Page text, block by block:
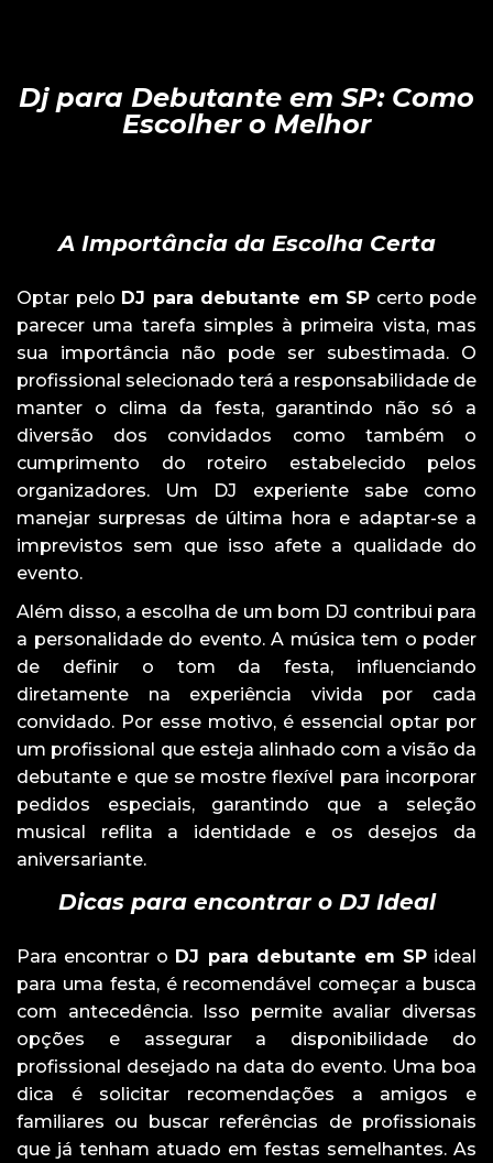
Dj para Debutante em SP: Como
Escolher o Melhor
A Importância da Escolha Certa
Optar pelo DJ para debutante em SP certo pode
parecer uma tarefa simples à primeira vista, mas
sua importância não pode ser subestimada. O
profissional selecionado terá a responsabilidade de
manter o clima da festa, garantindo não só a
diversão dos convidados como também o
cumprimento do roteiro estabelecido pelos
organizadores. Um DJ experiente sabe como
manejar surpresas de última hora e adaptar-se a
imprevistos sem que isso afete a qualidade do
evento.
Além disso, a escolha de um bom DJ contribui para
a personalidade do evento. A música tem o poder
de definir o tom da festa, influenciando
diretamente na experiência vivida por cada
convidado. Por esse motivo, é essencial optar por
um profissional que esteja alinhado com a visão da
debutante e que se mostre flexível para incorporar
pedidos especiais, garantindo que a seleção
musical reflita a identidade e os desejos da
aniversariante.
Dicas para encontrar o DJ Ideal
Para encontrar o DJ para debutante em SPideal
para uma festa, é recomendável começar a busca
com antecedência. Isso permite avaliar diversas
opções e assegurar a disponibilidade do
profissional desejado na data do evento. Uma boa
dica é solicitar recomendações a amigos e
familiares ou buscar referências de profissionais
que já tenham atuado em festas semelhantes. As